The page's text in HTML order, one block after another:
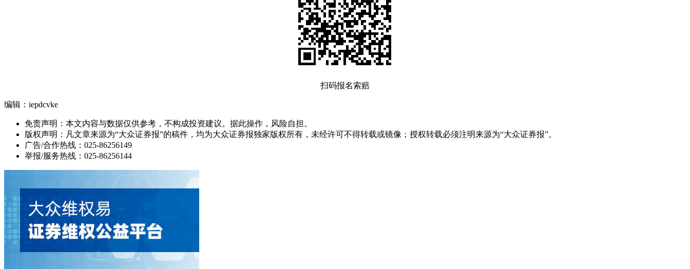
扫码报名索赔
编辑：iepdcvke
免责声明：本文内容与数据仅供参考，不构成投资建议。据此操作，风险自担。
版权声明：凡文章来源为“大众证券报”的稿件，均为大众证券报独家版权所有，未经许可不得转载或镜像；授权转载必须注明来源为“大众证券报”。
广告/合作热线：025-86256149
举报/服务热线：025-86256144